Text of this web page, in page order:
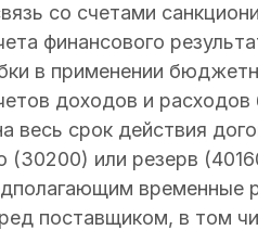
со счетами
финансового
в применении
доходов и расходов
весь срок действия
или резерв
временные
поставщиком, в том